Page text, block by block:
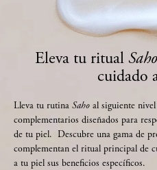
Eleva tu ritual Saho
cuidado
Lleva tu rutina Saho al siguiente
complementarios diseñados para
de tu piel. ​ Descubre una gama de
complementan el ritual principal de
a tu piel sus beneficios específicos.